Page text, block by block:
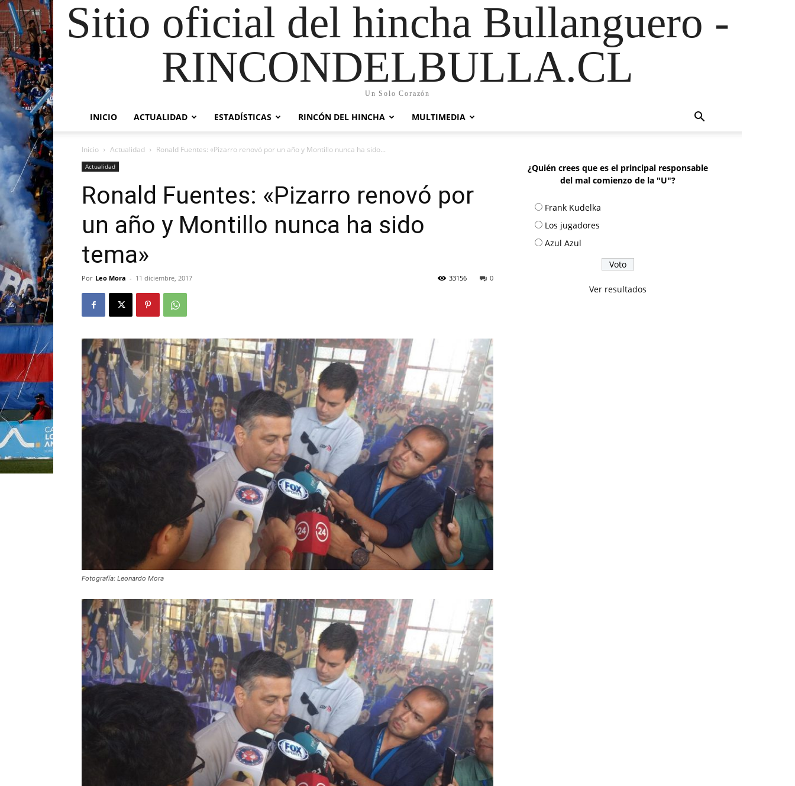
Sitio oficial del hincha Bullanguero -
RINCONDELBULLA.CL
Un Solo Corazón
INICIO ACTUALIDAD ESTADÍSTICAS RINCÓN DEL HINCHA MULTIMEDIA
Inicio Actualidad Ronald Fuentes: «Pizarro renovó por un año y Montillo nunca ha sido...
Actualidad
Ronald Fuentes: «Pizarro renovó por
un año y Montillo nunca ha sido
tema»
Por Leo Mora - 11 diciembre, 2017 0
33156
Fotografía: Leonardo Mora
¿Quién crees que es el principal responsable
del mal comienzo de la "U"?
Frank Kudelka
Los jugadores
Azul Azul
Ver resultados